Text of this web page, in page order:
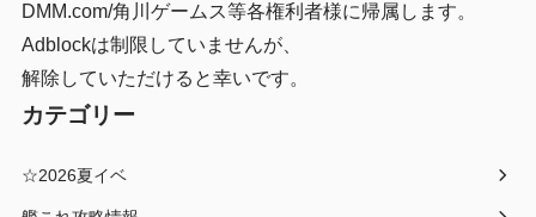
DMM.com/角川ゲームス等各権利者様に帰属します。
Adblockは制限していませんが、
解除していただけると幸いです。
カテゴリー
☆2026夏イベ